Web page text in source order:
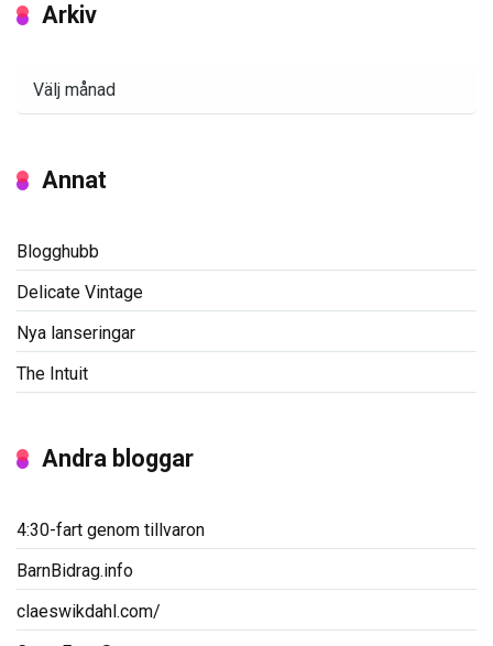
Arkiv
Annat
Blogghubb
Delicate Vintage
Nya lanseringar
The Intuit
Andra bloggar
4:30-fart genom tillvaron
BarnBidrag.info
claeswikdahl.com/